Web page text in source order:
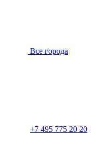
Все города
+7 495 775 20 20